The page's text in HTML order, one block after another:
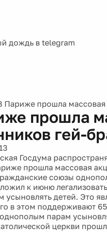
Париже прошла массовая
прошла
гей-
Госдума
прошла массовая
союзы
к июню
усыновлять детей. Это
в этом поддерживают
парам
церкви